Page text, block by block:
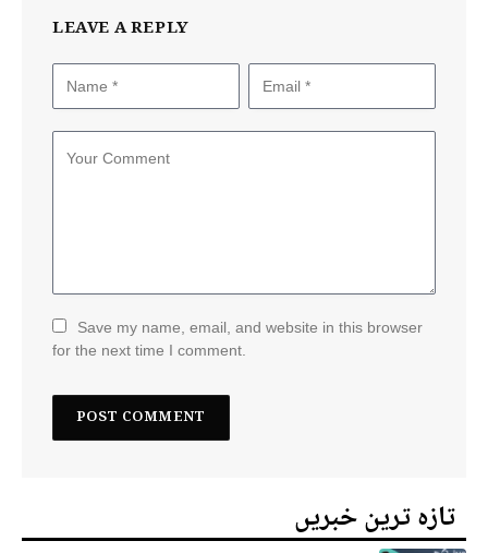
LEAVE A REPLY
Save my name, email, and website in this browser
for the next time I comment.
تازہ ترین خبریں